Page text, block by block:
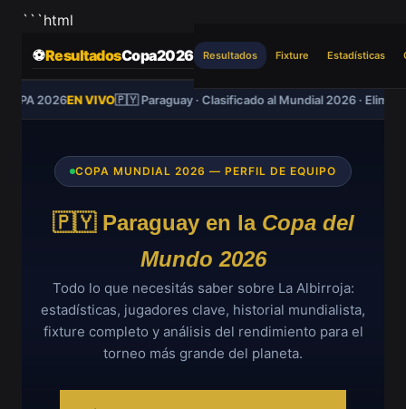
```html
⚽ResultadosCopa2026 Resultados Fixture Estadísticas
2026EN VIVO🇵🇾 Paraguay · Clasificado al Mundial 2026 ·
COPA MUNDIAL 2026 — PERFIL DE EQUIPO
🇵🇾 Paraguay en la Copa del
Mundo 2026
Todo lo que necesitás saber sobre La Albirroja:
estadísticas, jugadores clave, historial mundialista,
fixture completo y análisis del rendimiento para el
torneo más grande del planeta.